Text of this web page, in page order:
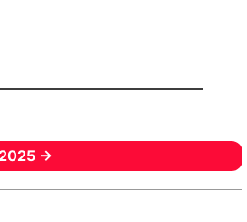
2025 →